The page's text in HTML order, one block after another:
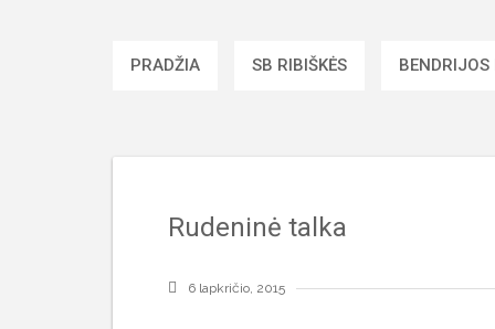
PRADŽIA SB RIBIŠKĖS
Rudeninė talka
6 lapkričio, 2015